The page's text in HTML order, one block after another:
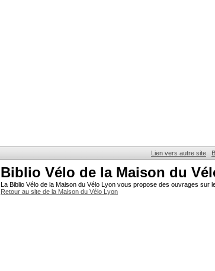
Lien vers autre site
Biblio Vélo de la Maison du
La Biblio Vélo de la Maison du Vélo Lyon vous propose des ouvrages
Retour au site de la Maison du Vélo Lyon